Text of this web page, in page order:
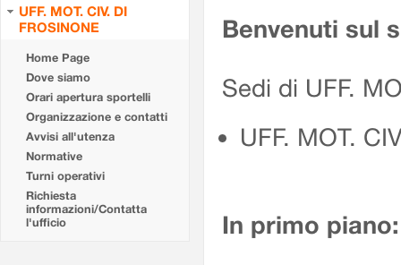
UFF. MOT. CIV. DI
FROSINONE
Home Page
Dove siamo
Orari apertura sportelli
Organizzazione e contatti
Avvisi all'utenza
Normative
Turni operativi
Richiesta
informazioni/Contatta
l'ufficio
Benvenuti sul
Sedi di UFF.
UFF. MOT.
In primo piano: